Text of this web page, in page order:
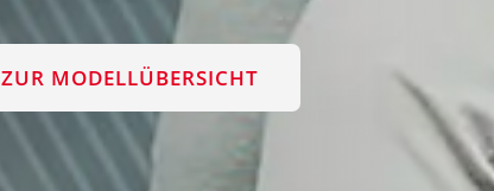
ZUR MODELLÜBERSICHT